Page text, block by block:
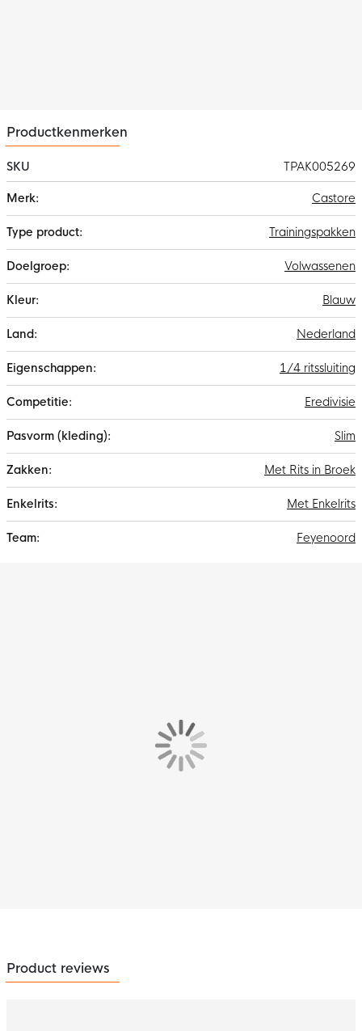
Productkenmerken
SKU
TPAK005269
informatie
Castore
Trainingspakken
Volwassenen
Blauw
Nederland
1/4 ritssluiting
Eredivisie
Slim
Met Rits in Broek
Met Enkelrits
Feyenoord
Product reviews